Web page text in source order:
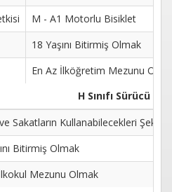
M - A1 Motorlu Bisiklet
18 Yaşını Bitirmiş Olmak
En Az İlköğretim Mezunu
H Sınıfı Sürücü
Sakatların Kullanabilecekleri
Bitirmiş Olmak
Mezunu Olmak